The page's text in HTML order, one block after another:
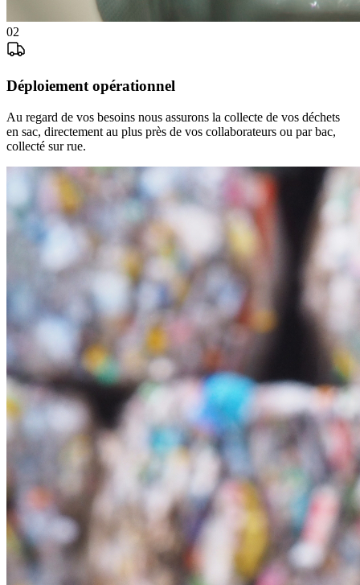
02
Déploiement opérationnel
Au regard de vos besoins nous assurons la collecte de vos déchets
en sac, directement au plus près de vos collaborateurs ou par bac,
collecté sur rue.